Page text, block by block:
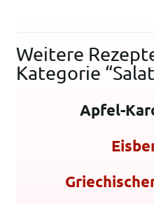
Weitere
Kategorie
Apfel-